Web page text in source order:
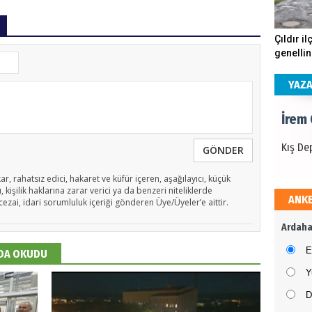
GÖNDER
rahatsız edici, hakaret ve küfür içeren, aşağılayıcı, küçük
kişilik haklarına zarar verici ya da benzeri niteliklerde
idari sorumluluk içeriği gönderen Üye/Üyeler’e aittir.
OKUDU
Çıldır
Kış
İrem
Kış
İrem
İrem